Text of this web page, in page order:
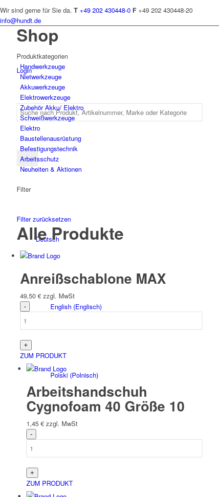
Login
Deutsch
English(Englisch)
Polski(Polnisch)
Wir sind gerne für Sie da. T +49 202 430448-0 F +49 202 430448-20
info@hundt.de
Shop
Produktkategorien
Hand­werk­zeuge
Niet­werk­zeuge
Akkuwerkzeuge
Elektro­werk­zeuge
Zubehör Akku/ Elektro
Schweiß­werk­zeuge
Elektro
Bau­stellen­aus­rüstung
Befesti­gungs­technik
Arbeits­schutz
Neuheiten & Aktionen
Filter
Filter zurücksetzen
Alle Produkte
Anreißschablone MAX
49,50 € zzgl. MwSt
ZUM PRODUKT
Arbeitshandschuh
Cygnofoam 40 Größe 10
1,45 € zzgl. MwSt
ZUM PRODUKT